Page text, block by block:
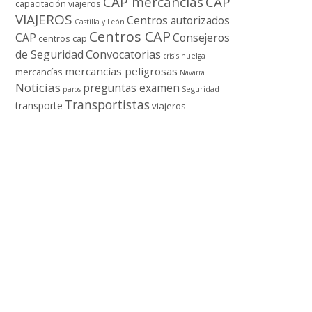
capacitación viajeros
VIAJEROS Castilla y León Centros autorizados
CAP centros cap Centros CAP Consejeros
de Seguridad Convocatorias crisis huelga
mercancí­as mercancí­as peligrosas Navarra
Noticias paros preguntas examen Seguridad
transporte Transportistas viajeros